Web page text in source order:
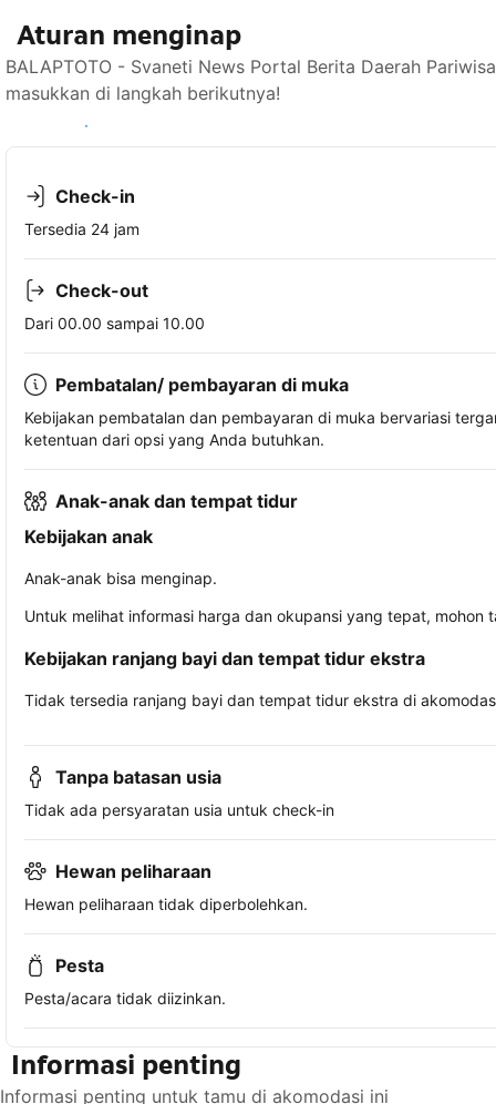
Aturan menginap
BALAPTOTO - Svaneti News Portal Berita Daerah
masukkan di langkah berikutnya!
Lihat ketersediaan
Check-in
Tersedia 24 jam
Check-out
Dari 00.00 sampai 10.00
Pembatalan/ pembayaran di muka
Kebijakan pembatalan dan pembayaran di muka bervariasi
ketentuan dari opsi yang Anda butuhkan.
Anak-anak dan tempat tidur
Kebijakan anak
Anak-anak bisa menginap.
Untuk melihat informasi harga dan okupansi yang tepat,
Kebijakan ranjang bayi dan tempat tidur ekstra
Tidak tersedia ranjang bayi dan tempat tidur ekstra di
Tanpa batasan usia
Tidak ada persyaratan usia untuk check-in
Hewan peliharaan
Hewan peliharaan tidak diperbolehkan.
Pesta
Pesta/acara tidak diizinkan.
Informasi penting
Informasi penting untuk tamu di akomodasi ini